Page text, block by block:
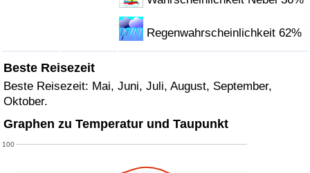
Regenwahrscheinlichkeit 62%
Beste Reisezeit
Beste Reisezeit: Mai, Juni, Juli, August, September,
Oktober.
Graphen zu Temperatur und Taupunkt
100